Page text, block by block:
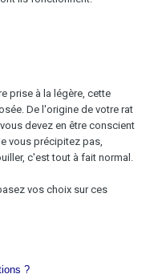
prise à la légère, cette
De l'origine de votre rat
devez en être conscient
vous précipitez pas,
c'est tout à fait normal.
vos choix sur ces
?